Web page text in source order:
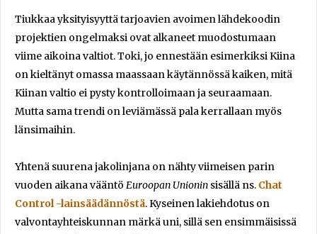
Tiukkaa yksityisyyttä tarjoavien avoimen lähdekoodin
projektien ongelmaksi ovat alkaneet muodostumaan
viime aikoina valtiot. Toki, jo ennestään esimerkiksi Kiina
on kieltänyt omassa maassaan käytännössä kaiken, mitä
Kiinan valtio ei pysty kontrolloimaan ja seuraamaan.
Mutta sama trendi on leviämässä pala kerrallaan myös
länsimaihin.
Yhtenä suurena jakolinjana on nähty viimeisen parin
vuoden aikana vääntö Euroopan Unionin sisällä ns. Chat
Control -lainsäädännöstä. Kyseinen lakiehdotus on
valvontayhteiskunnan märkä uni, sillä sen ensimmäisissä